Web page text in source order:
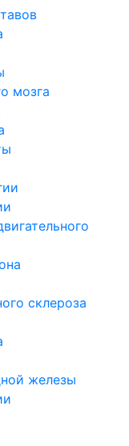
мозга
склероза
железы